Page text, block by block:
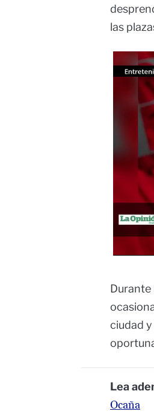
las
Durante
ciudad
Lea
Ocaña